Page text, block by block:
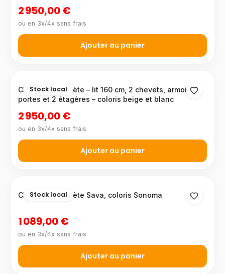
2 950,00 €
ou en 3x/4x sans frais
Ajouter au panier
Stock local
Chambre complète – lit 160 cm, 2 chevets, armoire 6
portes et 2 étagères – coloris beige et blanc
2 950,00 €
ou en 3x/4x sans frais
Ajouter au panier
Stock local
Chambre complète Sava, coloris Sonoma
1 089,00 €
ou en 3x/4x sans frais
Ajouter au panier